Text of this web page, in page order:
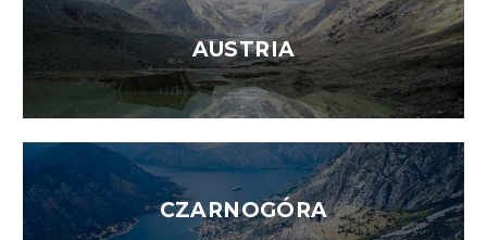
AUSTRIA
CZARNOGÓRA